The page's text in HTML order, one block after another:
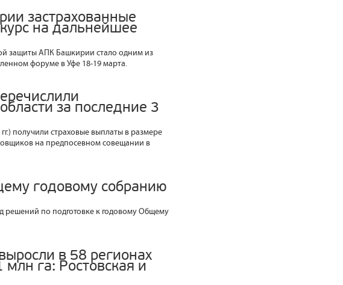
застрахованные
на дальнейшее
защиты АПК Башкирии стало одним из
форуме в Уфе 18-19 марта.
за последние 3
получили страховые выплаты в размере
на предпосевном совещании в
годовому собранию
решений по подготовке к годовому Общему
в 58 регионах
га: Ростовская и